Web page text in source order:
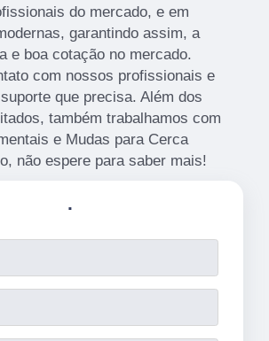
do mercado, e em
garantindo assim, a
e boa cotação no mercado.
com nossos profissionais e
que precisa. Além dos
também trabalhamos com
e Mudas para Cerca
não espere para saber mais!
.